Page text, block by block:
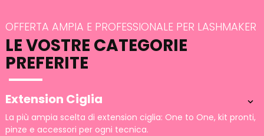
OFFERTA AMPIA E PROFESSIONALE PER LASHMAKER
LE VOSTRE CATEGORIE
PREFERITE
Extension Ciglia 
La più ampia scelta di extension ciglia: One to One, kit pronti,
pinze e accessori per ogni tecnica.